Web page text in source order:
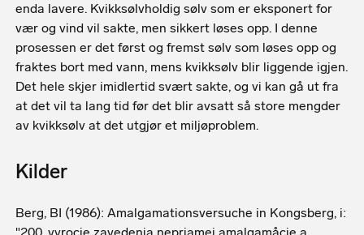
enda lavere. Kvikksølvholdig sølv som er eksponert for
vær og vind vil sakte, men sikkert løses opp. I denne
prosessen er det først og fremst sølv som løses opp og
fraktes bort med vann, mens kvikksølv blir liggende igjen.
Det hele skjer imidlertid svært sakte, og vi kan gå ut fra
at det vil ta lang tid før det blir avsatt så store mengder
av kvikksølv at det utgjør et miljøproblem.
Kilder
Berg, BI (1986): Amalgamationsversuche in Kongsberg, i: